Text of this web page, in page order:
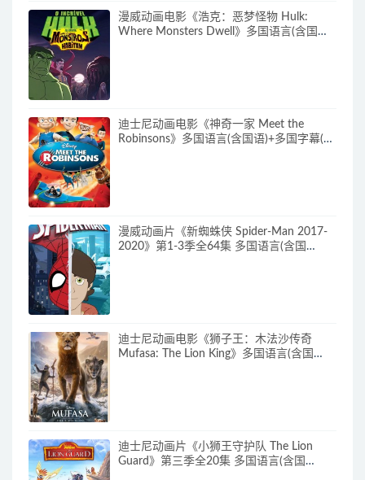
漫威动画电影《浩克：恶梦怪物 Hulk:
Where Monsters Dwell》多国语言(含国
迪士尼动画电影《神奇一家 Meet the
Robinsons》多国语言(含国语)+多国字幕(含
漫威动画片《新蜘蛛侠 Spider-Man 2017-
2020》第1-3季全64集 多国语言(含国
迪士尼动画电影《狮子王：木法沙传奇
Mufasa: The Lion King》多国语言(含国
迪士尼动画片《小狮王守护队 The Lion
Guard》第三季全20集 多国语言(含国